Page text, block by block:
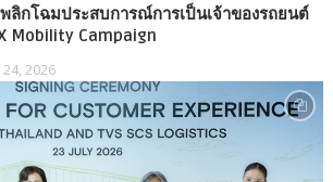
ลิกโฉมประสบการณ์การเป็นเจ้าของรถยนต์
Mobility Campaign
24, 2026